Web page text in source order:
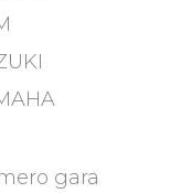
gara